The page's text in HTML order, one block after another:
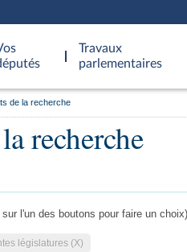
Travaux
parlementaires
de la recherche
recherche
sur l'un des boutons pour faire un choix)
législatures (X)